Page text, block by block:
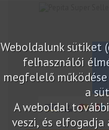
Weboldalunk sütiket
felhasználói
megfelelő
a
A weboldal
veszi, és elfogadja